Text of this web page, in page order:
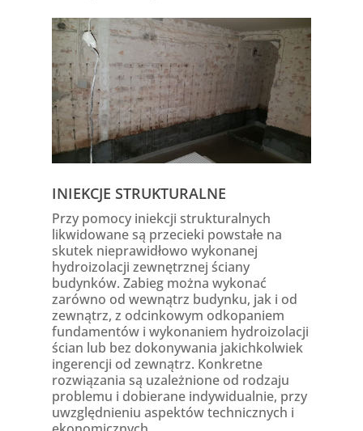
INIEKCJE STRUKTURALNE
Przy pomocy iniekcji strukturalnych
likwidowane są przecieki powstałe na
skutek nieprawidłowo wykonanej
hydroizolacji zewnętrznej ściany
budynków. Zabieg można wykonać
zarówno od wewnątrz budynku, jak i od
zewnątrz, z odcinkowym odkopaniem
fundamentów i wykonaniem hydroizolacji
ścian lub bez dokonywania jakichkolwiek
ingerencji od zewnątrz. Konkretne
rozwiązania są uzależnione od rodzaju
problemu i dobierane indywidualnie, przy
uwzględnieniu aspektów technicznych i